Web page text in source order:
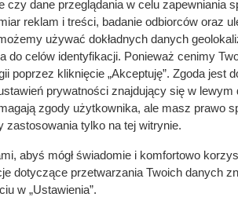
dosłownie ucieka
styropianem, zaskoczyło nawet
czy dane przeglądania w celu zapewniania
reklam i treści, badanie odbiorców oraz
używać dokładnych danych
do celów identyfikacji. Ponieważ cenimy
poprzez kliknięcie „Akceptuję”. Zgoda jest
prywatności znajdujący się w lewym
zgody użytkownika, ale masz prawo
zastosowania tylko na tej witrynie.
abyś mógł świadomie i komfortowo
dotyczące przetwarzania Twoich danych
w „Ustawienia”.